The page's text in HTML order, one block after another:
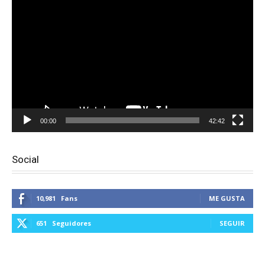
00:00 42:42
Social
10,981 Fans ME GUSTA
651 Seguidores SEGUIR